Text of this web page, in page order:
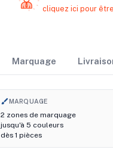
cliquez ici pour
Marquage
brushMARQUAGE
2 zones de marquage
jusqu'à 5 couleurs
dès 1 pièces